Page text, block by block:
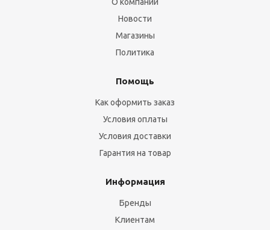
Новости
Магазины
Политика
Помощь
Как оформить заказ
Условия оплаты
Условия доставки
Гарантия на товар
Информация
Бренды
Клиентам